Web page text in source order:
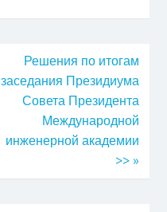
Решения по итогам
заседания Президиума
Совета Президента
Международной
инженерной академии
>> »